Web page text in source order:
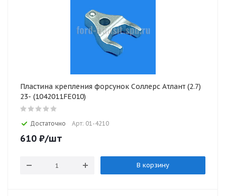
Пластина крепления форсунок Соллерс Атлант (2.7)
23- (1042011FE010)
Достаточно Арт: 01-4210
610 ₽/шт
В корзину